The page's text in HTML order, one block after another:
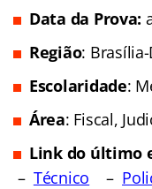
Data da Prova:
Região: Brasília-
Escolaridade:
Área: Fiscal,
Link do último
– Técnico –